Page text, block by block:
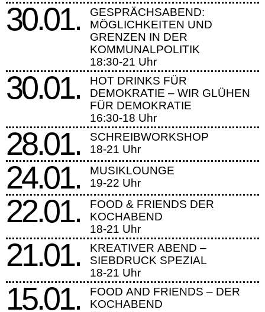
30.01.
GESPRÄCHSABEND:
MÖGLICHKEITEN UND
GRENZEN IN DER
KOMMUNALPOLITIK
18:30-21 Uhr
30.01.
HOT DRINKS FÜR
DEMOKRATIE – WIR GLÜHEN
FÜR DEMOKRATIE
16:30-18 Uhr
28.01.
SCHREIBWORKSHOP
18-21 Uhr
24.01.
MUSIKLOUNGE
19-22 Uhr
22.01.
FOOD & FRIENDS DER
KOCHABEND
18-21 Uhr
21.01.
KREATIVER ABEND –
SIEBDRUCK SPEZIAL
18-21 Uhr
15.01.
FOOD AND FRIENDS – DER
KOCHABEND